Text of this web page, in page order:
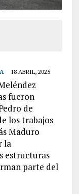
18 ABRIL, 2025
fueron
de
los trabajos
Maduro
la
estructuras
parte del